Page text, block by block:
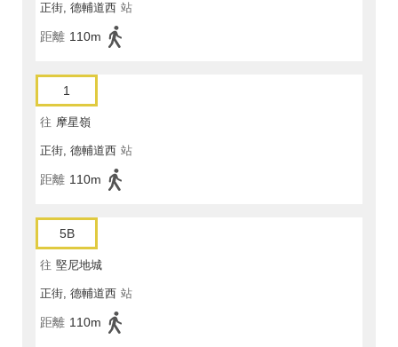
正街, 德輔道西 站
距離 110m
1
往 摩星嶺
正街, 德輔道西 站
距離 110m
5B
往 堅尼地城
正街, 德輔道西 站
距離 110m